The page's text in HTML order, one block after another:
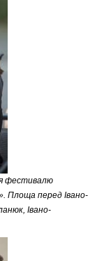
фестивалю
Площа перед Івано-
Івано-